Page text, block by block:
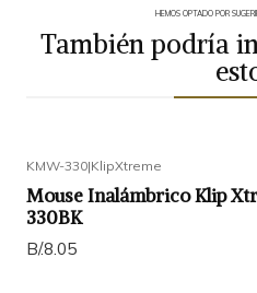
HEMOS OPTADO POR
También podría
KMW-330|KlipXtreme
Mouse Inalámbrico Klip
330BK
B/.8.05